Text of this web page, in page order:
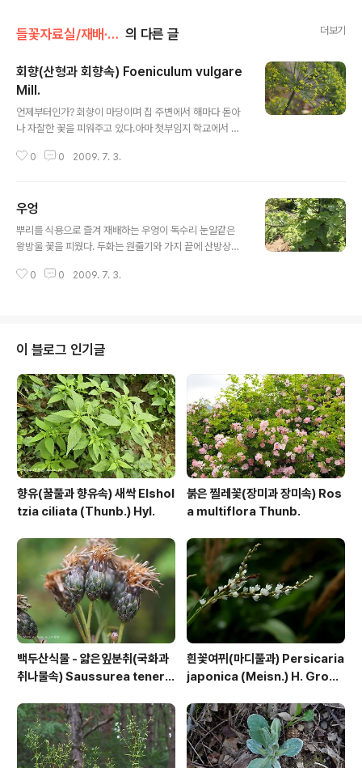
들꽃자료실/재배·원예종 의 다른 글 더보기
회향(산형과 회향속) Foeniculum vulgare
Mill.
언제부터인가? 회향이 마당이며 집 주변에서 해마다 돋아
나 자잘한 꽃을 피워주고 있다.아마 첫부임지 학교에서 회
싫지는 않다.출근하면서 노랗게 자잘한 꽃을 피우는 회향
**** 꽃은 7-8월에 황색으로 피고 원줄기 끝과 가지 끝에
서 큰 복산형화서가 발달하며총산경은 10-20개의 소산경
으로 갈라지고 총포와 소총포가 없으며꽃잎은 5개로서 안
하는 회향은 독특한 향기가 강하며 전초는 뿌연 분백색을
0 0 2009. 7. 3.
우엉
뿌리를 식용으로 즐겨 재배하는 우엉이 독수리 눈알같은
왕방울 꽃을 피웠다. 두화는 원줄기와 가지 끝에 산방상을
고리 모양이다. 꽃은 통상화뿐이며 검은 자줏빛이 돌고 잔
0 0 2009. 7. 3.
이 블로그 인기글
향유(꿀풀과 향유속) 새싹 Elshol
tzia ciliata (Thunb.) Hyl.
붉은 찔레꽃(장미과 장미속) Ros
a multiflora Thunb.
백두산식물 - 얇은잎분취(국화과
취나물속) Saussurea tenerif
흰꽃여뀌(마디풀과) Persicaria
japonica (Meisn.) H. Gross